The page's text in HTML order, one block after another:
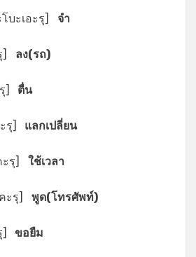
บะเอะรุ] จำ
] ลง(รถ)
] ตื่น
รุ] แลกเปลี่ยน
ะรุ] ใช้เวลา
ะรุ] พูด(โทรศัพท์)
] ขอยืม